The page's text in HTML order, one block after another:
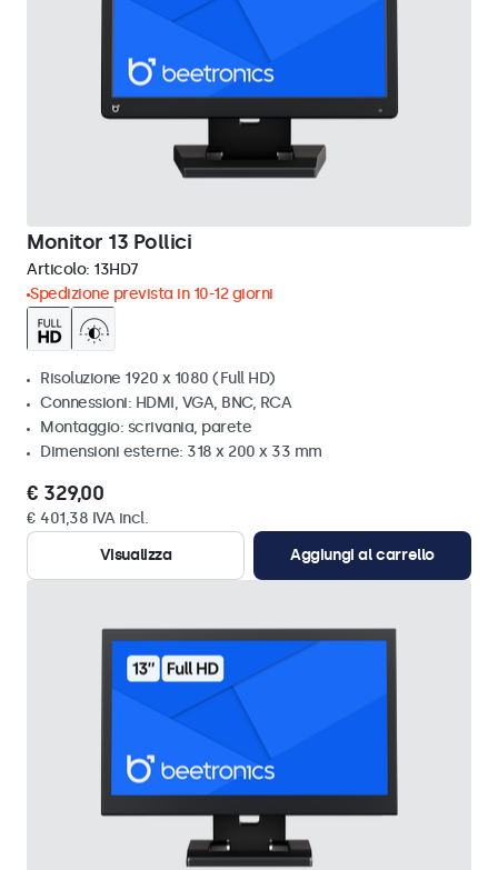
Monitor 13 Pollici
Articolo: 13HD7
Spedizione prevista in 10-12 giorni
Risoluzione 1920 x 1080 (Full HD)
Connessioni: HDMI, VGA, BNC, RCA
Montaggio: scrivania, parete
Dimensioni esterne: 318 x 200 x 33 mm
€ 329,00
€ 401,38 IVA incl.
Visualizza
Aggiungi al carrello